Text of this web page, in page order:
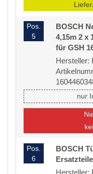
Pos.
5
BOSCH
4,15m 2 x
für GSH
Hersteller:
nur
Pos.
6
BOSCH